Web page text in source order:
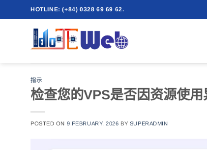
到
HOTLINE: (+84) 0328 69 69 62.
指示
检查您的VPS是否因资源使用
POSTED ON 9 FEBRUARY, 2026 BY SUPERADMIN